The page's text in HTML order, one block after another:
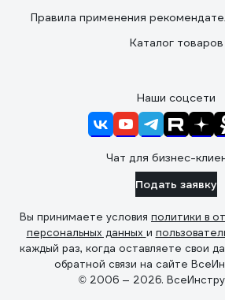
Правила применения
Каталог товаров
Наши соцсети
Чат для бизнес-
Подать заявку
Вы принимаете условия политики в
персональных данных и
каждый раз, когда оставляете свои
обратной связи на сайте
© 2006 — 2026.